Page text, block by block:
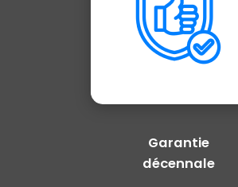
Garantie
décennale